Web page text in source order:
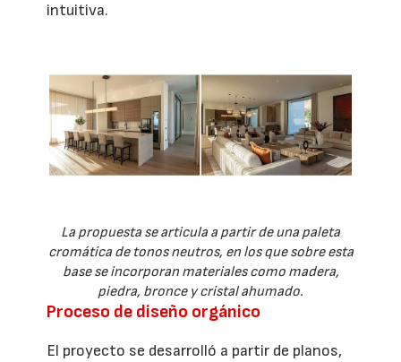
intuitiva.
La propuesta se articula a partir de una paleta
cromática de tonos neutros, en los que sobre esta
base se incorporan materiales como madera,
piedra, bronce y cristal ahumado.
Proceso de diseño orgánico
El proyecto se desarrolló a partir de planos,